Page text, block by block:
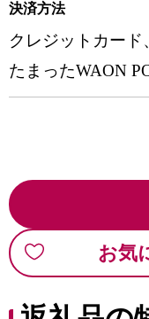
決済方法
クレジットカード
たまったWAON
お気